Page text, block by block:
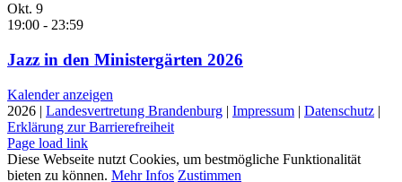
Okt. 9
19:00 - 23:59
Jazz in den Ministergärten 2026
Kalender anzeigen
2026 | Landesvertretung Brandenburg | Impressum | Datenschutz |
Erklärung zur Barrierefreiheit
Page load link
Diese Webseite nutzt Cookies, um bestmögliche Funktionalität
bieten zu können. Mehr Infos Zustimmen